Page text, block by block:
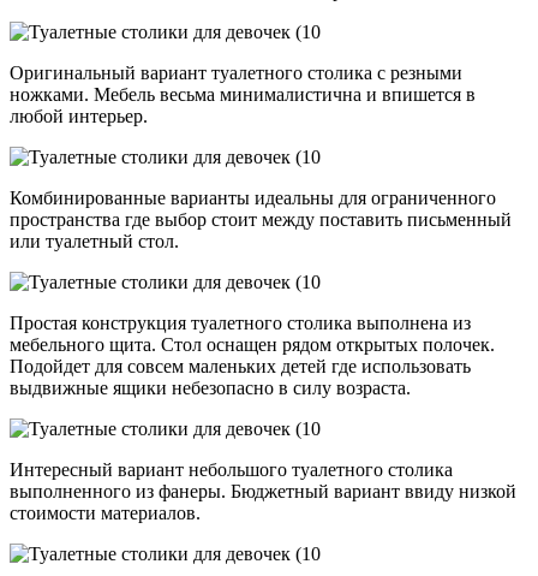
Оригинальный вариант туалетного столика с резными
ножками. Мебель весьма минималистична и впишется в
любой интерьер.
Комбинированные варианты идеальны для ограниченного
пространства где выбор стоит между поставить письменный
или туалетный стол.
Простая конструкция туалетного столика выполнена из
мебельного щита. Стол оснащен рядом открытых полочек.
Подойдет для совсем маленьких детей где использовать
выдвижные ящики небезопасно в силу возраста.
Интересный вариант небольшого туалетного столика
выполненного из фанеры. Бюджетный вариант ввиду низкой
стоимости материалов.